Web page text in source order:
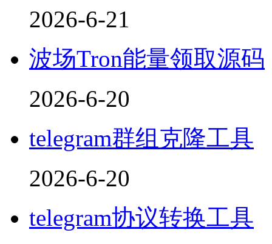
2026-6-21
波场Tron能量领取源码
2026-6-20
telegram群组克隆工具
2026-6-20
telegram协议转换工具